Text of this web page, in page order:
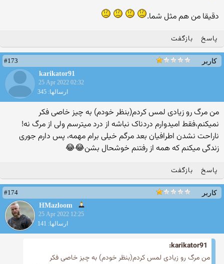
دقیقا من هم مثل شما.
پاسخ بازگفت
کاربر
#173
karikator91
25 Apr 2022 02:32
ارسالها: 345
من مرگ رو زیادی لمس کردم(بنظر خودم) به چیز خاصی فکر
نمیکنم،فقط امیدوارم دردناک نباشه از درد میترسم ولی از مرگ نه!
ناراحت نشدن اطرافیان بعد مرگم خیلی برام مهمه، پس دارم جوری
زندگی میکنم که همه از رفتنم خوشحال بشن😂😂
پاسخ بازگفت
کاربر
#174
HMazloom
25 Apr 2022 12:25
ارسالها: 141
karikator91:
من مرگ رو زیادی لمس کردم(بنظر خودم) به چیز خاصی فکر